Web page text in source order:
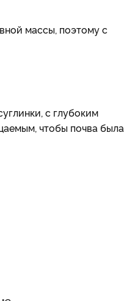
массы, поэтому с
с глубоким
чтобы почва была